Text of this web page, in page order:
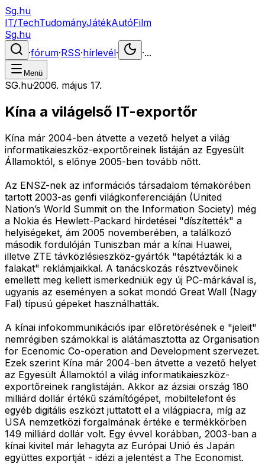
Sg.hu
IT/TechTudományJátékAutóFilm
Sg.hu
·fórum·RSS·hírlevél· ·...
Menü
SG.hu·2006. május 17.
Kína a világelső IT-exportőr
Kína már 2004-ben átvette a vezető helyet a világ
informatikaieszköz-exportőreinek listáján az Egyesült
Államoktól, s előnye 2005-ben tovább nőtt.
Az ENSZ-nek az információs társadalom témakörében
tartott 2003-as genfi világkonferenciáján (United
Nation’s World Summit on the Information Society) még
a Nokia és Hewlett-Packard hirdetései "díszítették" a
helyiségeket, ám 2005 novemberében, a találkozó
második fordulóján Tuniszban már a kínai Huawei,
illetve ZTE távközlésieszköz-gyártók "tapétázták ki a
falakat" reklámjaikkal. A tanácskozás résztvevőinek
emellett meg kellett ismerkedniük egy új PC-márkával is,
ugyanis az eseményen a sokat mondó Great Wall (Nagy
Fal) típusú gépeket használhatták.
A kínai infokommunikációs ipar előretörésének e "jeleit"
nemrégiben számokkal is alátámasztotta az Organisation
for Ecenomic Co-operation and Development szervezet.
Ezek szerint Kína már 2004-ben átvette a vezető helyet
az Egyesült Államoktól a világ informatikaieszköz-
exportőreinek ranglistáján. Akkor az ázsiai ország 180
milliárd dollár értékű számítógépet, mobiltelefont és
egyéb digitális eszközt juttatott el a világpiacra, míg az
USA nemzetközi forgalmának értéke e termékkörben
149 milliárd dollár volt. Egy évvel korábban, 2003-ban a
kínai kivitel már lehagyta az Európai Unió és Japán
együttes exportját - idézi a jelentést a The Economist.